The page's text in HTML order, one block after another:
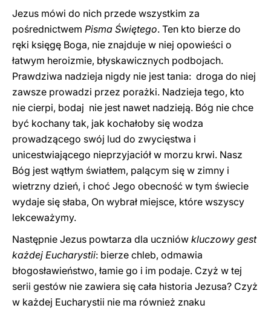
Jezus mówi do nich przede wszystkim za
pośrednictwem Pisma Świętego. Ten kto bierze do
ręki księgę Boga, nie znajduje w niej opowieści o
łatwym heroizmie, błyskawicznych podbojach.
Prawdziwa nadzieja nigdy nie jest tania: droga do niej
zawsze prowadzi przez porażki. Nadzieja tego, kto
nie cierpi, bodaj nie jest nawet nadzieją. Bóg nie chce
być kochany tak, jak kochałoby się wodza
prowadzącego swój lud do zwycięstwa i
unicestwiającego nieprzyjaciół w morzu krwi. Nasz
Bóg jest wątłym światłem, palącym się w zimny i
wietrzny dzień, i choć Jego obecność w tym świecie
wydaje się słaba, On wybrał miejsce, które wszyscy
lekceważymy.
Następnie Jezus powtarza dla uczniów kluczowy gest
każdej Eucharystii: bierze chleb, odmawia
błogosławieństwo, łamie go i im podaje. Czyż w tej
serii gestów nie zawiera się cała historia Jezusa? Czyż
w każdej Eucharystii nie ma również znaku